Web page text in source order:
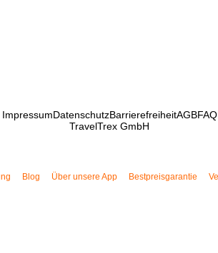
ImpressumDatenschutzBarrierefreiheitAGBFAQ
TravelTrex GmbH